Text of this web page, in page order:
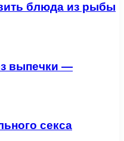
блюда из рыбы
выпечки —
секса